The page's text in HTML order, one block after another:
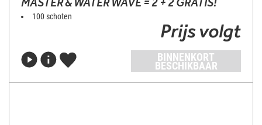
100 schoten
Prijs volgt
BINNENKORT
BESCHIKBAAR